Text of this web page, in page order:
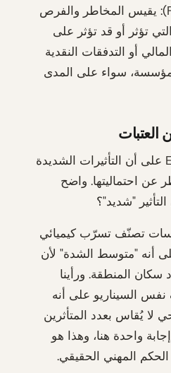
(Financial Materiality): يقيس المخاطر والفرص
تؤثر أو قد تؤثر على
أو التدفقات النقدية
سواء على المدى
العتبات
تنص الفقرة ESRS 2.53 على أن التأثيرات الشديدة
عن احتماليتها. واضح
"شديد"؟
تصنّف تسرّب كيميائي
شخصاً على أنه "متوسط الشدة" لأن
سكان المنطقة. ورأينا
السيناريو على أنه
لا يُقاس بعدد المتأثرين
واحدة هنا، وهذا هو
المهني الحقيقي.